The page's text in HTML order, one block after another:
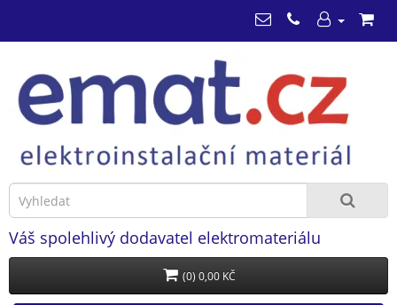
Váš spolehlivý dodavatel elektromateriálu
(0) 0,00 KČ